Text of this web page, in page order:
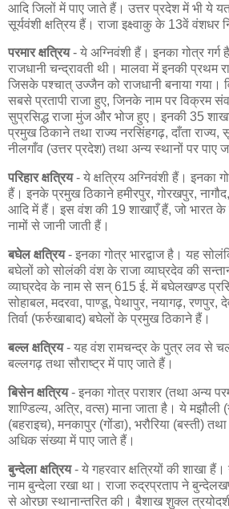
आदि जिलों में पाए जाते हैं। उत्तर प्रदेश में भी ये
सूर्यवंशी क्षत्रिय हैं। राजा इक्ष्वाकु के 13वें वंशधर
परमार क्षत्रिय- ये अग्निवंशी हैं। इनका गोत्र गर्ग
राजधानी चन्द्रावती थी। मालवा में इनकी प्रथम
जिसके पश्चात् उज्जैन को राजधानी बनाया गया।
सबसे प्रतापी राजा हुए, जिनके नाम पर विक्रम
सुप्रसिद्ध राजा मुंज और भोज हुए। इनकी 35
प्रमुख ठिकाने तथा राज्य नरसिंहगढ़, दाँता
नीलगाँव (उत्तर प्रदेश) तथा अन्य स्थानों पर पाए
परिहार क्षत्रिय- ये क्षत्रिय अग्निवंशी हैं। इनका
हैं। इनके प्रमुख ठिकाने हमीरपुर, गोरखपुर,
आदि में हैं। इस वंश की 19 शाखाएँ हैं, जो भारत के
नामों से जानी जाती हैं।
बघेल क्षत्रिय- इनका गोत्र भारद्वाज है। यह
बघेलों को सोलंकी वंश के राजा व्याघ्रदेव की
व्याघ्रदेव के नाम से सन् 615 ई. में बघेलखण्ड
सोहाबल, मदरवा, पाण्डू, पेथापुर, नयागढ़, रणपुर,
तिर्वा (फर्रुखाबाद) बघेलों के प्रमुख ठिकाने हैं।
बल्ल क्षत्रिय- यह वंश रामचन्द्र के पुत्र लव से
बल्लगढ़ तथा सौराष्ट्र में पाए जाते हैं।
बिसेन क्षत्रिय- इनका गोत्र पराशर (तथा अन्य
शाण्डिल्य, अत्रि, वत्स) माना जाता है। ये मझौली
(बहराइच), मनकापुर (गोंडा), भरौरिया (बस्ती)
अधिक संख्या में पाए जाते हैं।
बुन्देला क्षत्रिय- ये गहरवार क्षत्रियों की शाखा
नाम बुन्देला रखा था। राजा रुद्रप्रताप ने
से ओरछा स्थानान्तरित की। बैशाख शुक्ल